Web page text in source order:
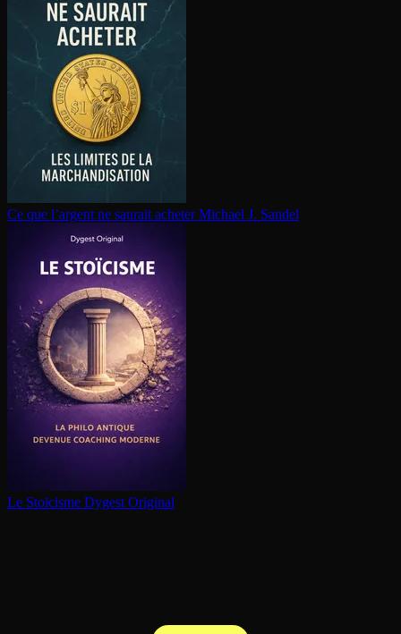
Ce que l’argent ne saurait acheter Michael J. Sandel
Le Stoïcisme Dygest Original